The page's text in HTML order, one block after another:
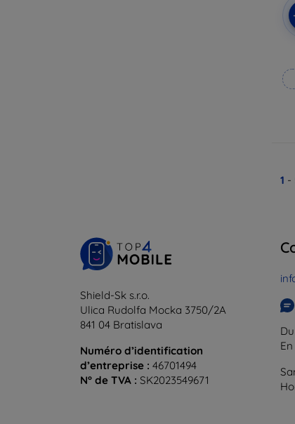
1 -
Shield-Sk s.r.o.
Ulica Rudolfa Mocka 3750/2A
841 04 Bratislava
Numéro d’identification
d’entreprise : 46701494
N° de TVA : SK2023549671